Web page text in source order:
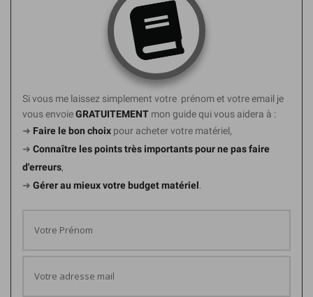
Si vous me laissez simplement votre prénom et votre email je
vous envoieGRATUITEMENT mon guidequi vous aidera à :
➜ Faire le bon choix pour acheter votre matériel,
➜ Connaître les points très importantspour ne pas faire
d'erreurs,
➜ Gérer au mieux votre budget matériel.